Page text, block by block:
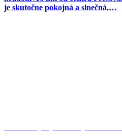
je skutočne pokojná a slnečná,…